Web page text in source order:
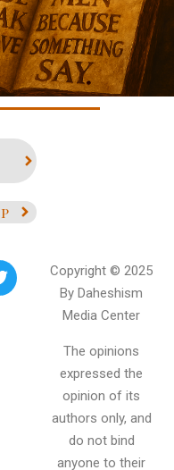
علي بن
Copyright © 2025
By Daheshism
Media Center
The opinions
expressed the
opinion of its
authors only, and
do not bind
anyone to their